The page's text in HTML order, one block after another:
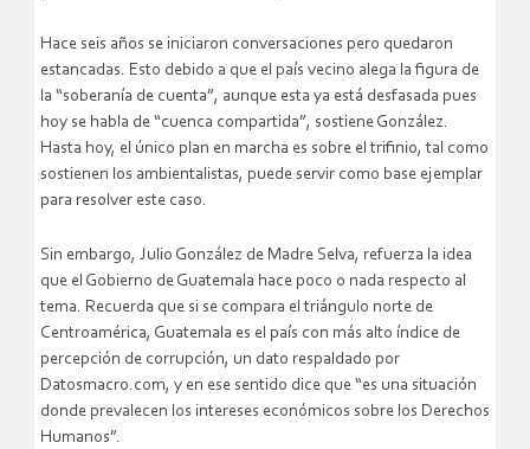
Hace seis años se iniciaron conversaciones pero quedaron
estancadas. Esto debido a que el país vecino alega la figura de
la “soberanía de cuenta”, aunque esta ya está desfasada pues
hoy se habla de “cuenca compartida”, sostiene González.
Hasta hoy, el único plan en marcha es sobre el trifinio, tal como
sostienen los ambientalistas, puede servir como base ejemplar
para resolver este caso.
Sin embargo, Julio González de Madre Selva, refuerza la idea
que el Gobierno de Guatemala hace poco o nada respecto al
tema. Recuerda que si se compara el triángulo norte de
Centroamérica, Guatemala es el país con más alto índice de
percepción de corrupción, un dato respaldado por
Datosmacro.com, y en ese sentido dice que “es una situación
donde prevalecen los intereses económicos sobre los Derechos
Humanos”.